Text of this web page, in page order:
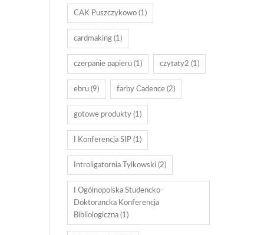
CAK Puszczykowo(1)
cardmaking(1)
czerpanie papieru(1) czytaty2 (1)
ebru(9) farby Cadence(2)
gotowe produkty(1)
I Konferencja SIP(1)
Introligatornia Tylkowski (2)
I Ogólnopolska Studencko-
Doktorancka Konferencja
Bibliologiczna(1)